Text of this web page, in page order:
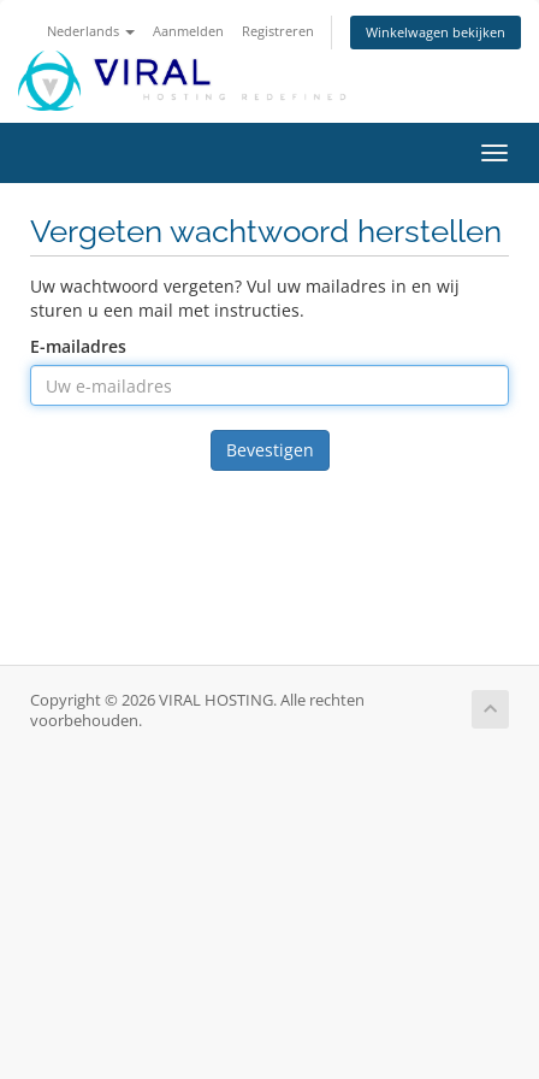
Nederlands Aanmelden Registreren Winkelwagen bekijken
in-/
Vergeten wachtwoord herstellen
Uw wachtwoord vergeten? Vul uw mailadres in en wij
sturen u een mail met instructies.
E-mailadres
Bevestigen
Copyright © 2026 VIRAL HOSTING. Alle rechten
voorbehouden.